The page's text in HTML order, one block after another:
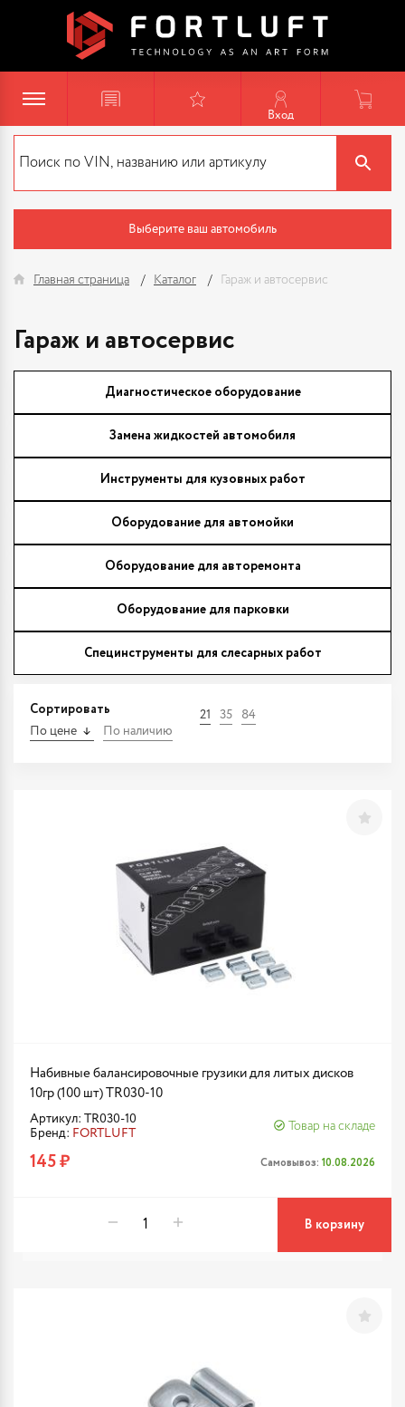
Вход
Выберите ваш автомобиль
Главная страница Каталог Гараж и автосервис
Гараж и автосервис
Диагностическое оборудование
Замена жидкостей автомобиля
Инструменты для кузовных работ
Оборудование для автомойки
Оборудование для авторемонта
Оборудование для парковки
Специнструменты для слесарных работ
Сортировать
По цене По наличию
21 35 84
Набивные балансировочные грузики для литых дисков
10гр (100 шт) TR030-10
Артикул: TR030-10
Бренд: FORTLUFT
Товар на складе
145 ₽ Самовывоз: 10.08.2026
В корзину